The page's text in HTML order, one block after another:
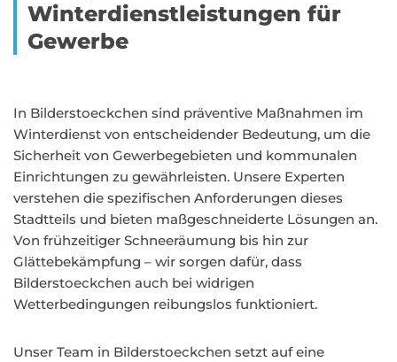
Winterdienstleistungen für
Gewerbe
In Bilderstoeckchen sind präventive Maßnahmen im
Winterdienst von entscheidender Bedeutung, um die
Sicherheit von Gewerbegebieten und kommunalen
Einrichtungen zu gewährleisten. Unsere Experten
verstehen die spezifischen Anforderungen dieses
Stadtteils und bieten maßgeschneiderte Lösungen an.
Von frühzeitiger Schneeräumung bis hin zur
Glättebekämpfung – wir sorgen dafür, dass
Bilderstoeckchen auch bei widrigen
Wetterbedingungen reibungslos funktioniert.
Unser Team in Bilderstoeckchen setzt auf eine